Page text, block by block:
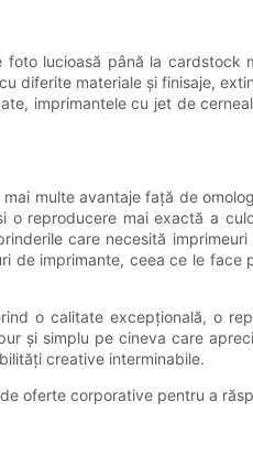
lucioasă până la
diferite materiale și finisaje,
imprimantele cu jet de
multe avantaje față de
reproducere mai exactă a
care necesită
imprimante, ceea ce le
o calitate excepțională, o
și simplu pe cineva care
creative interminabile.
oferte corporative pentru a